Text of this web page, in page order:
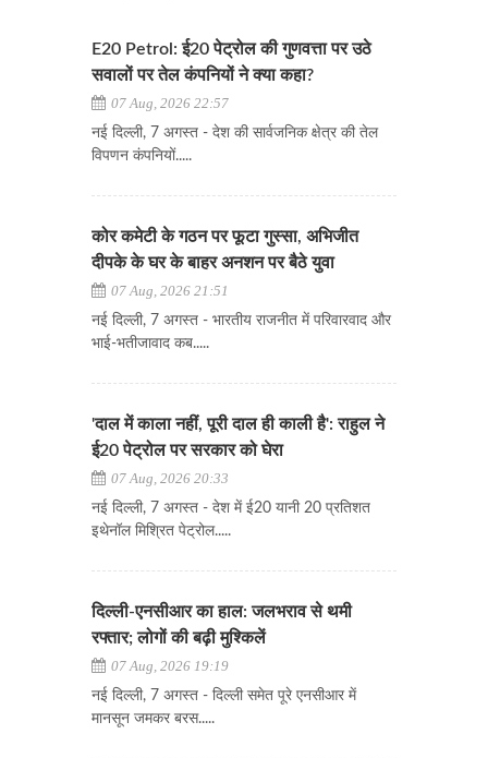
E20 Petrol: ई20 पेट्रोल की गुणवत्ता पर उठे
सवालों पर तेल कंपनियों ने क्या कहा?
07 Aug, 2026 22:57
नई दिल्ली, 7 अगस्त - देश की सार्वजनिक क्षेत्र की तेल
विपणन कंपनियों.....
कोर कमेटी के गठन पर फूटा गुस्सा, अभिजीत
दीपके के घर के बाहर अनशन पर बैठे युवा
07 Aug, 2026 21:51
नई दिल्ली, 7 अगस्त - भारतीय राजनीत में परिवारवाद और
भाई-भतीजावाद कब.....
'दाल में काला नहीं, पूरी दाल ही काली है': राहुल ने
ई20 पेट्रोल पर सरकार को घेरा
07 Aug, 2026 20:33
नई दिल्ली, 7 अगस्त - देश में ई20 यानी 20 प्रतिशत
इथेनॉल मिश्रित पेट्रोल.....
दिल्ली-एनसीआर का हाल: जलभराव से थमी
रफ्तार; लोगों की बढ़ी मुश्किलें
07 Aug, 2026 19:19
नई दिल्ली, 7 अगस्त - दिल्ली समेत पूरे एनसीआर में
मानसून जमकर बरस.....